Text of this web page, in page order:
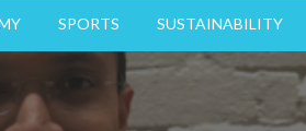
SPORTS SUSTAINABILITY